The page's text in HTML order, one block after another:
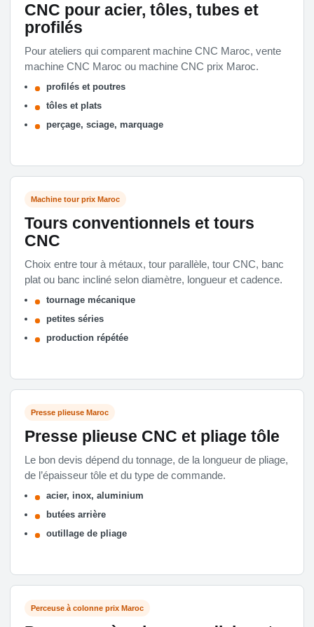
CNC pour acier, tôles, tubes et
profilés
Pour ateliers qui comparent machine CNC Maroc, vente
machine CNC Maroc ou machine CNC prix Maroc.
profilés et poutres
tôles et plats
perçage, sciage, marquage
Machine tour prix Maroc
Tours conventionnels et tours
CNC
Choix entre tour à métaux, tour parallèle, tour CNC, banc
plat ou banc incliné selon diamètre, longueur et cadence.
tournage mécanique
petites séries
production répétée
Presse plieuse Maroc
Presse plieuse CNC et pliage tôle
Le bon devis dépend du tonnage, de la longueur de pliage,
de l’épaisseur tôle et du type de commande.
acier, inox, aluminium
butées arrière
outillage de pliage
Perceuse à colonne prix Maroc